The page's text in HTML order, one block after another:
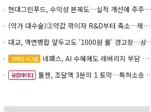
현대그린푸드, 수익성 본궤도…실적 개선에 주주환원까지
(약가 대수술)②약값 깎이자 R&D부터 축소…제약업계 비상경영 돌입
대교, 액면병합 앞두고
크레딧 시그널 네패스, AI 수혜에도 레버리지 부담 여전
유증레이다 툴젠, 조달액 3분의 1 토막…특허소송 비용부터 챙긴다